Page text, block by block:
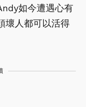
如今遭遇心有
壞人都可以活得